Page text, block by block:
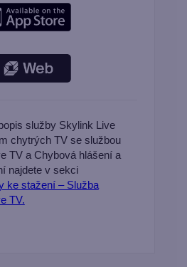
služby Skylink Live
chytrých TV se službou
TV a Chybová hlášení a
najdete v sekci
ke stažení – Služba
TV.